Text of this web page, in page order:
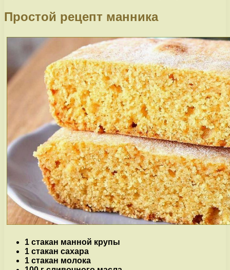
Простой рецепт манника
1 стакан манной крупы
1 стакан сахара
1 стакан молока